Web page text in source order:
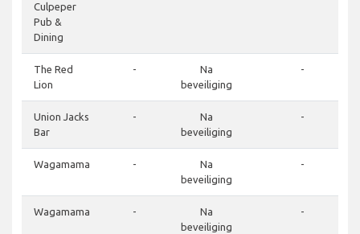
Culpeper
Pub &
Dining
The Red
Lion
-
Na
beveiliging
-
Union Jacks
Bar
-
Na
beveiliging
-
Wagamama -
Na
beveiliging
-
Wagamama -
Na
beveiliging
-